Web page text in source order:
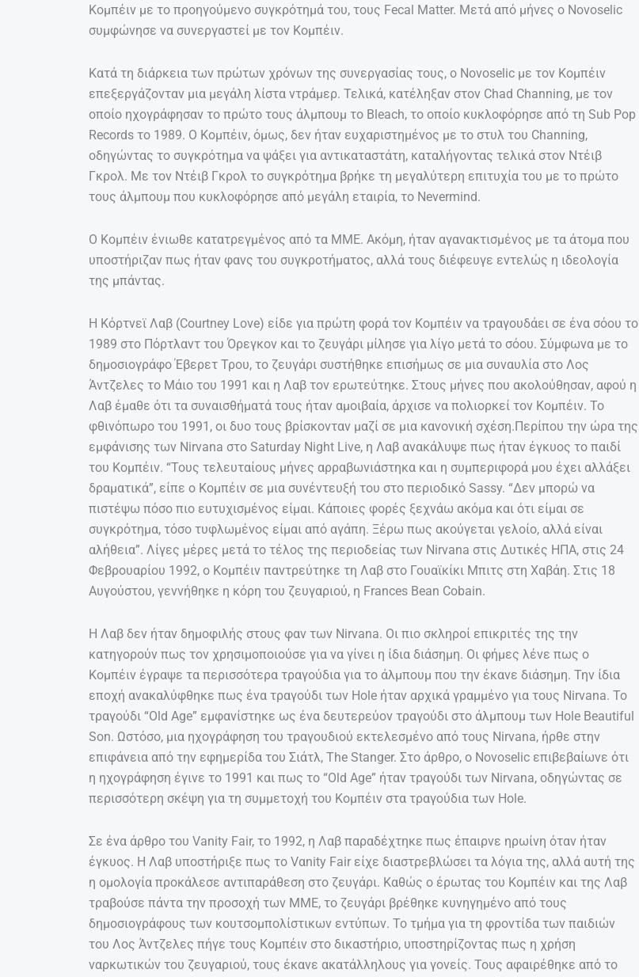
Κομπέιν με το προηγούμενο συγκρότημά του, τους Fecal Matter. Μετά από μήνες ο Νovoselic
συμφώνησε να συνεργαστεί με τον Κομπέιν.
Κατά τη διάρκεια των πρώτων χρόνων της συνεργασίας τους, ο Novoselic με τον Κομπέιν
επεξεργάζονταν μια μεγάλη λίστα ντράμερ. Τελικά, κατέληξαν στον Chad Channing, με τον
οποίο ηχογράφησαν το πρώτο τους άλμπουμ το Bleach, το οποίο κυκλοφόρησε από τη Sub Pop
Records το 1989. Ο Κομπέιν, όμως, δεν ήταν ευχαριστημένος με το στυλ του Channing,
οδηγώντας το συγκρότημα να ψάξει για αντικαταστάτη, καταλήγοντας τελικά στον Ντέιβ
Γκρολ. Με τον Ντέιβ Γκρολ το συγκρότημα βρήκε τη μεγαλύτερη επιτυχία του με το πρώτο
τους άλμπουμ που κυκλοφόρησε από μεγάλη εταιρία, το Nevermind.
Ο Κομπέιν ένιωθε κατατρεγμένος από τα ΜΜΕ. Ακόμη, ήταν αγανακτισμένος με τα άτομα που
υποστήριζαν πως ήταν φανς του συγκροτήματος, αλλά τους διέφευγε εντελώς η ιδεολογία
της μπάντας.
Η Κόρτνεϊ Λαβ (Courtney Love) είδε για πρώτη φορά τον Κομπέιν να τραγουδάει σε ένα σόου το
1989 στο Πόρτλαντ του Όρεγκον και το ζευγάρι μίλησε για λίγο μετά το σόου. Σύμφωνα με το
δημοσιογράφο Έβερετ Τρου, το ζευγάρι συστήθηκε επισήμως σε μια συναυλία στο Λος
Άντζελες το Μάιο του 1991 και η Λαβ τον ερωτεύτηκε. Στoυς μήνες που ακολούθησαν, αφού η
Λαβ έμαθε ότι τα συναισθήματά τους ήταν αμοιβαία, άρχισε να πολιορκεί τον Κομπέιν. Το
φθινόπωρο του 1991, οι δυο τους βρίσκονταν μαζί σε μια κανονική σχέση.Περίπου την ώρα της
εμφάνισης των Nirvana στο Saturday Night Live, η Λαβ ανακάλυψε πως ήταν έγκυος το παιδί
του Κομπέιν. “Τους τελευταίους μήνες αρραβωνιάστηκα και η συμπεριφορά μου έχει αλλάξει
δραματικά”, είπε ο Κομπέιν σε μια συνέντευξή του στο περιοδικό Sassy. “Δεν μπορώ να
πιστέψω πόσο πιο ευτυχισμένος είμαι. Κάποιες φορές ξεχνάω ακόμα και ότι είμαι σε
συγκρότημα, τόσο τυφλωμένος είμαι από αγάπη. Ξέρω πως ακούγεται γελοίο, αλλά είναι
αλήθεια”. Λίγες μέρες μετά το τέλος της περιοδείας των Nirvana στις Δυτικές ΗΠΑ, στις 24
Φεβρουαρίου 1992, ο Κομπέιν παντρεύτηκε τη Λαβ στο Γουαϊκίκι Μπιτς στη Χαβάη. Στις 18
Αυγούστου, γεννήθηκε η κόρη του ζευγαριού, η Frances Bean Cobain.
Η Λαβ δεν ήταν δημοφιλής στους φαν των Nirvana. Οι πιο σκληροί επικριτές της την
κατηγορούν πως τον χρησιμοποιούσε για να γίνει η ίδια διάσημη. Οι φήμες λένε πως ο
Κομπέιν έγραψε τα περισσότερα τραγούδια για το άλμπουμ που την έκανε διάσημη. Την ίδια
εποχή ανακαλύφθηκε πως ένα τραγούδι των Hole ήταν αρχικά γραμμένο για τους Nirvana. To
τραγούδι “Old Age” εμφανίστηκε ως ένα δευτερεύον τραγούδι στο άλμπουμ των Hole Beautiful
Son. Ωστόσο, μια ηχογράφηση του τραγουδιού εκτελεσμένο από τους Nirvana, ήρθε στην
επιφάνεια από την εφημερίδα του Σιάτλ, The Stanger. Στο άρθρο, ο Novoselic επιβεβαίωνε ότι
η ηχογράφηση έγινε το 1991 και πως το “Old Age” ήταν τραγούδι των Nirvana, οδηγώντας σε
περισσότερη σκέψη για τη συμμετοχή του Κομπέιν στα τραγούδια των Hole.
Σε ένα άρθρο του Vanity Fair, το 1992, η Λαβ παραδέχτηκε πως έπαιρνε ηρωίνη όταν ήταν
έγκυος. Η Λαβ υποστήριξε πως το Vαnity Fair είχε διαστρεβλώσει τα λόγια της, αλλά αυτή της
η ομολογία προκάλεσε αντιπαράθεση στο ζευγάρι. Καθώς ο έρωτας του Κομπέιν και της Λαβ
τραβούσε πάντα την προσοχή των ΜΜΕ, το ζευγάρι βρέθηκε κυνηγημένο από τους
δημοσιογράφους των κουτσομπολίστικων εντύπων. Το τμήμα για τη φροντίδα των παιδιών
του Λος Άντζελες πήγε τους Κομπέιν στο δικαστήριο, υποστηρίζοντας πως η χρήση
ναρκωτικών του ζευγαριού, τους έκανε ακατάλληλους για γονείς. Τους αφαιρέθηκε από το